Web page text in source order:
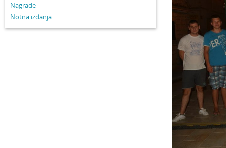
Nagrade
Notna izdanja